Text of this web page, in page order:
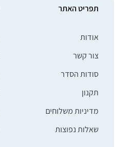
תפריט האתר
אודות
צור קשר
סודות הסדר
תקנון
מדיניות משלוחים
שאלות נפוצות